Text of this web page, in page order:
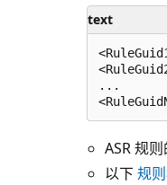
text
...
ASR 规
以下规